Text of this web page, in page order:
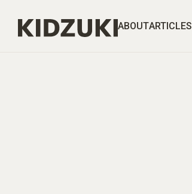
ABOUTARTICLES